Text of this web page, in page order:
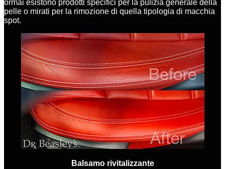
ormai esistono prodotti specifici per la pulizia generale della
pelle o mirati per la rimozione di quella tipologia di macchia
spot.
Balsamo rivitalizzante